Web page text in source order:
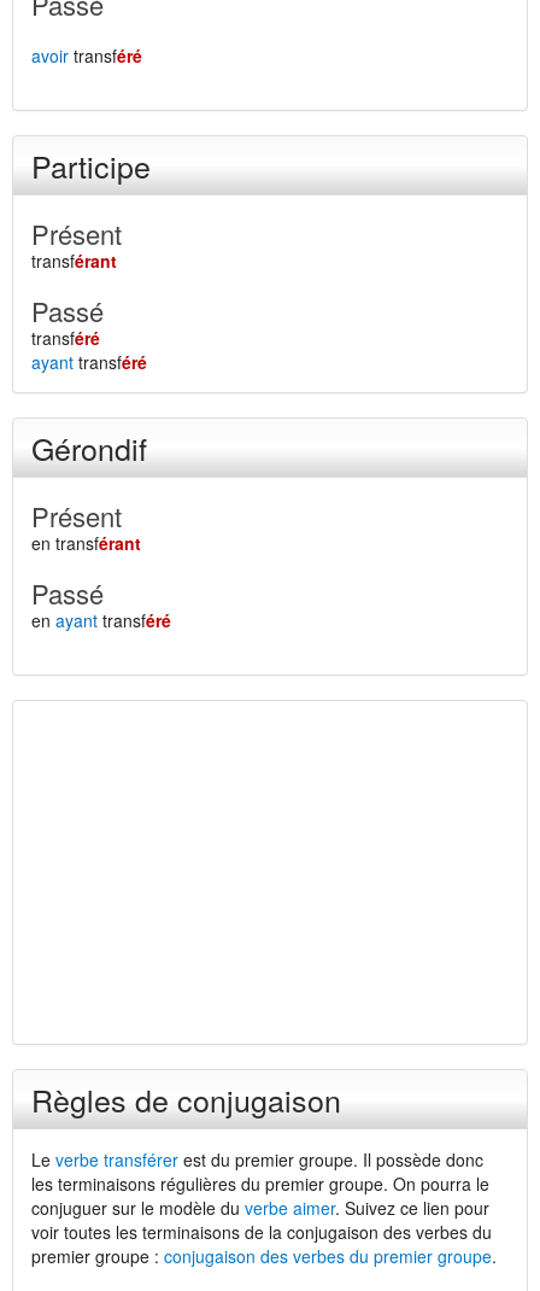
avoir transféré
Participe
Présent
transférant
Passé
transféré
ayant transféré
Gérondif
Présent
en transférant
Passé
en ayant transféré
Règles de conjugaison
Le verbe transférer est du premier groupe. Il possède donc
les terminaisons régulières du premier groupe. On pourra le
conjuguer sur le modèle du verbe aimer. Suivez ce lien pour
voir toutes les terminaisons de la conjugaison des verbes du
premier groupe : conjugaison des verbes du premier groupe.